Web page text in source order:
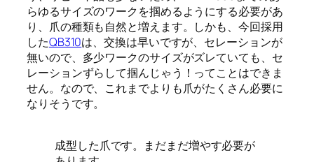
らゆるサイズのワークを掴めるようにする必要があ
り、爪の種類も自然と増えます。しかも、今回採用
したQB310は、交換は早いですが、セレーションが
無いので、多少ワークのサイズがズレていても、セ
レーションずらして掴んじゃう！ってことはできま
せん。なので、これまでよりも爪がたくさん必要に
なりそうです。
成型した爪です。まだまだ増やす必要が